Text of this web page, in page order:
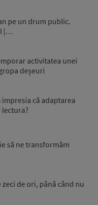
pe un drum public.
|…
activitatea unei
deșeuri
impresia că adaptarea
să ne transformăm
de ori, până când nu